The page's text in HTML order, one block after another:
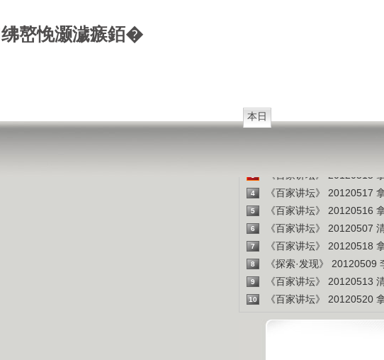
嶅悗灏濊瘯銆�
本日
《百家讲坛》 20120515 拿
4 《百家讲坛》 20120517 拿
5 《百家讲坛》 20120516 拿
6 《百家讲坛》 20120507 清
7 《百家讲坛》 20120518 拿
8 《探索·发现》 20120509
9 《百家讲坛》 20120513 清
10 《百家讲坛》 20120520 拿